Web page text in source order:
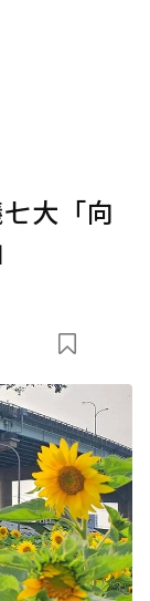
大「向